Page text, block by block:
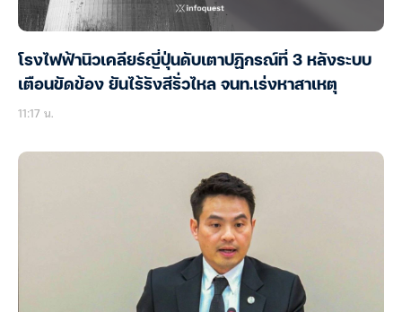
โรงไฟฟ้านิวเคลียร์ญี่ปุ่นดับเตาปฏิกรณ์ที่ 3 หลังระบบ
เตือนขัดข้อง ยันไร้รังสีรั่วไหล จนท.เร่งหาสาเหตุ
11:17 น.